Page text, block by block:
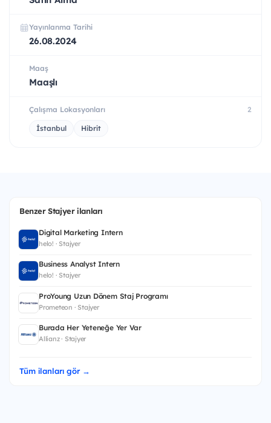
Yayınlanma Tarihi
26.08.2024
Maaş
Maaşlı
Çalışma Lokasyonları 2
İstanbul Hibrit
Benzer Stajyer ilanları
Digital Marketing Intern
helo! · Stajyer
Business Analyst Intern
helo! · Stajyer
ProYoung Uzun Dönem Staj Programı
Prometeon · Stajyer
Burada Her Yeteneğe Yer Var
Allianz · Stajyer
Tüm ilanları gör →